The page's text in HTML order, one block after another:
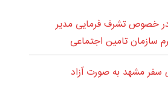
خصوص تشرف فرمایی مدیر
سازمان تامین اجتماعی
مشهد به صورت آزاد